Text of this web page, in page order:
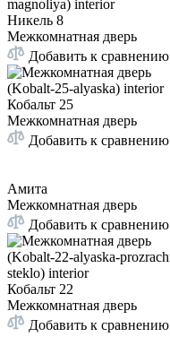
Никель 8
Межкомнатная дверь
Добавить к сравнению
Кобальт 25
Межкомнатная дверь
Добавить к сравнению
Амита
Межкомнатная дверь
Добавить к сравнению
Кобальт 22
Межкомнатная дверь
Добавить к сравнению